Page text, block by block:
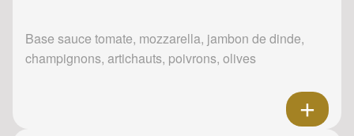
Base sauce tomate, mozzarella, jambon de dinde,
champignons, artichauts, poivrons, olives